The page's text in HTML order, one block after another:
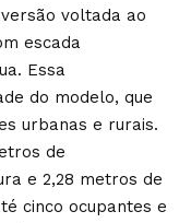
voltada ao
escada
Essa
do modelo, que
urbanas e rurais.
de
e 2,28 metros de
cinco ocupantes e